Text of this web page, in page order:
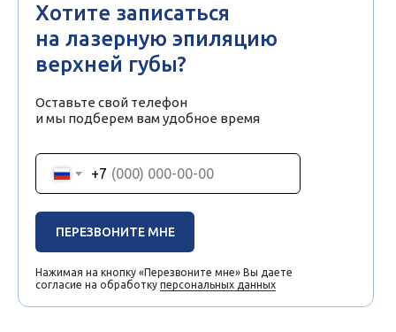
+7
ПЕРЕЗВОНИТЕ МНЕ
Хотите записаться
на лазерную эпиляцию
верхней губы?
Нажимая на кнопку «Перезвоните мне» Вы даете
согласие на обработку персональных данных
Оставьте свой телефон
и мы подберем вам удобное время